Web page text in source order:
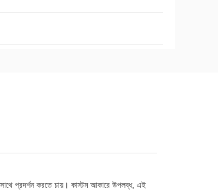
সাথে প্রদর্শন করতে চায়। কাস্টম আকারে উপলব্ধ, এই